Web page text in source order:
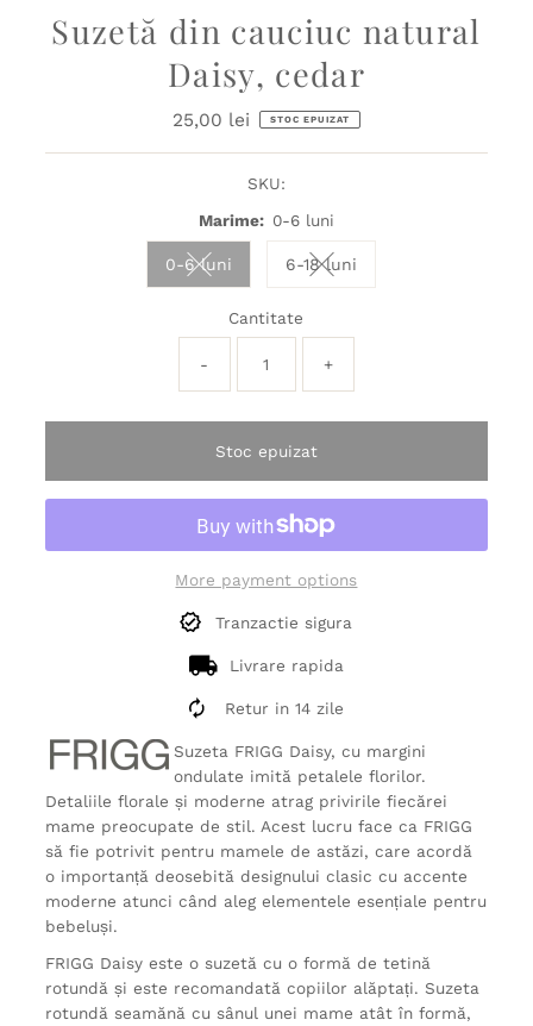
Suzetă din cauciuc natural
Daisy, cedar
Preț
25,00 lei STOC EPUIZAT
SKU:
Marime: 0-6 luni
0-6 luniVariant sold out or unavailable
6-18 luniVariant sold out or
Cantitate
- +
Stoc epuizat
More payment options
Tranzactie sigura
Livrare rapida
Retur in 14 zile
Suzeta FRIGG Daisy, cu margini
ondulate imită petalele florilor.
Detaliile florale și moderne atrag privirile fiecărei
mame preocupate de stil. Acest lucru face ca FRIGG
să fie potrivit pentru mamele de astăzi, care acordă
o importanță deosebită designului clasic cu accente
moderne atunci când aleg elementele esențiale pentru
bebeluși.
FRIGG Daisy este o suzetă cu o formă de tetină
rotundă și este recomandată copiilor alăptați. Suzeta
rotundă seamănă cu sânul unei mame atât în formă,